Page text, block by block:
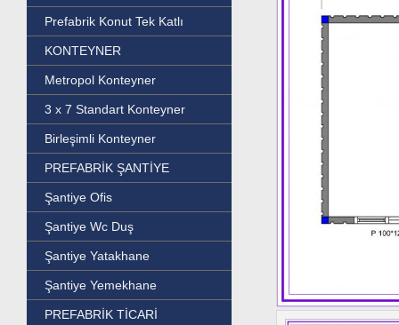
Prefabrik Konut Tek Katlı
KONTEYNER
Metropol Konteyner
3 x 7 Standart Konteyner
Birleşimli Konteyner
PREFABRİK ŞANTİYE
Şantiye Ofis
Şantiye Wc Duş
Şantiye Yatakhane
Şantiye Yemekhane
PREFABRİK TİCARİ